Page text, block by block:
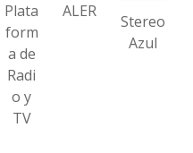
Plata
form
a de
Radi
o y
TV
ALER
Stereo
Azul